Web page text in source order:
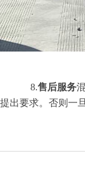
8.售后服务
提出要求。否则一